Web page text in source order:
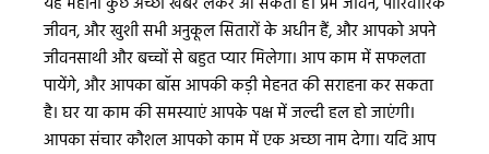
जीवन, और खुशी सभी अनुकूल सितारों के अधीन हैं, और आपको अपने
जीवनसाथी और बच्चों से बहुत प्यार मिलेगा। आप काम में सफलता
पायेंगे, और आपका बॉस आपकी कड़ी मेहनत की सराहना कर सकता
है। घर या काम की समस्याएं आपके पक्ष में जल्दी हल हो जाएंगी।
आपका संचार कौशल आपको काम में एक अच्छा नाम देगा। यदि आप